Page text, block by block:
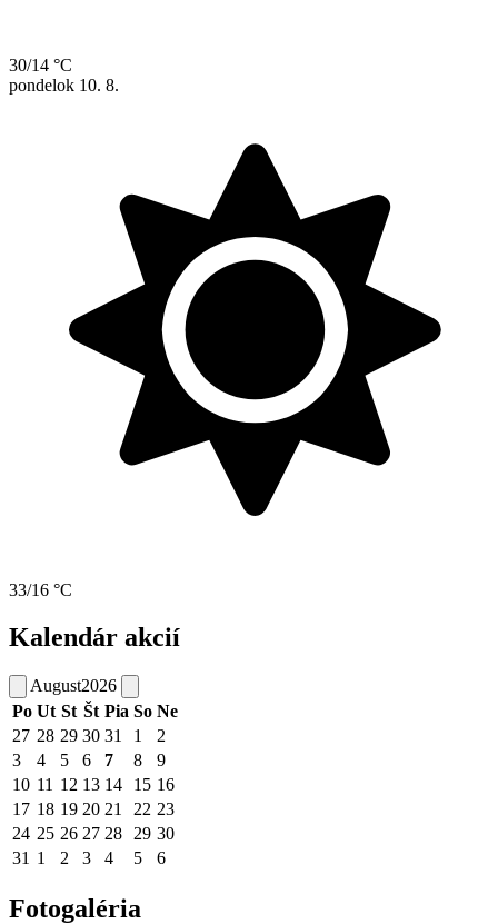
30/14 °C
pondelok 10. 8.
33/16 °C
Kalendár akcií
August2026
Po Ut St Št Pia So Ne
27 28 29 30 31 1
2
3
4 5 6 7 8
9
10 11 12 13 14 15 16
17 18 19 20 21 22 23
24 25 26 27 28 29 30
31 1 2 3 4 5 6
Fotogaléria